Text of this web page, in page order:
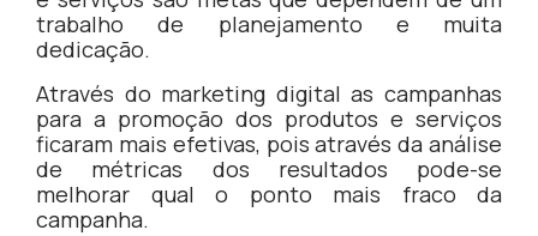
trabalho de planejamento e muita
dedicação.
Através do marketing digital as campanhas
para a promoção dos produtos e serviços
ficaram mais efetivas, pois através da análise
de métricas dos resultados pode-se
melhorar qual o ponto mais fraco da
campanha.